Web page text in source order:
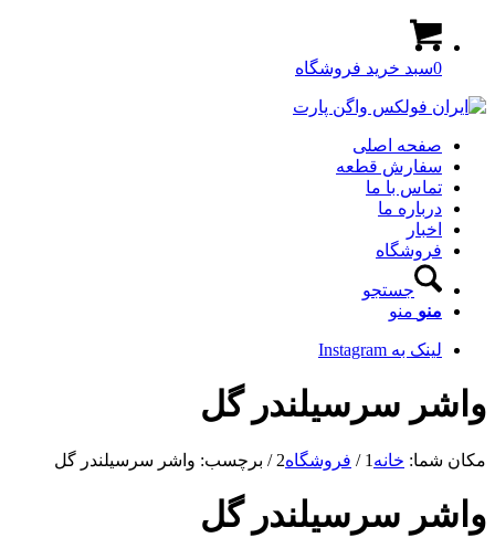
0سبد خرید فروشگاه
صفحه اصلی
سفارش قطعه
تماس با ما
درباره ما
اخبار
فروشگاه
جستجو
منو منو
لینک به Instagram
واشر سرسیلندر گل
مکان شما: خانه 1
/ فروشگاه2
/ برچسب: واشر سرسیلندر گل
واشر سرسیلندر گل